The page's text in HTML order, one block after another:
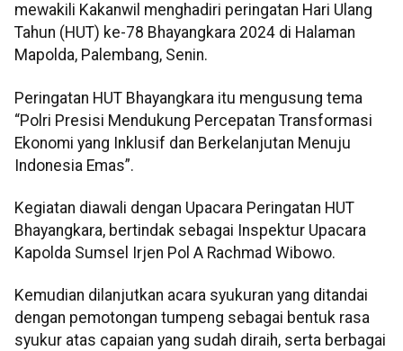
mewakili Kakanwil menghadiri peringatan Hari Ulang
Tahun (HUT) ke-78 Bhayangkara 2024 di Halaman
Mapolda, Palembang, Senin.
Peringatan HUT Bhayangkara itu mengusung tema
“Polri Presisi Mendukung Percepatan Transformasi
Ekonomi yang Inklusif dan Berkelanjutan Menuju
Indonesia Emas”.
Kegiatan diawali dengan Upacara Peringatan HUT
Bhayangkara, bertindak sebagai Inspektur Upacara
Kapolda Sumsel Irjen Pol A Rachmad Wibowo.
Kemudian dilanjutkan acara syukuran yang ditandai
dengan pemotongan tumpeng sebagai bentuk rasa
syukur atas capaian yang sudah diraih, serta berbagai